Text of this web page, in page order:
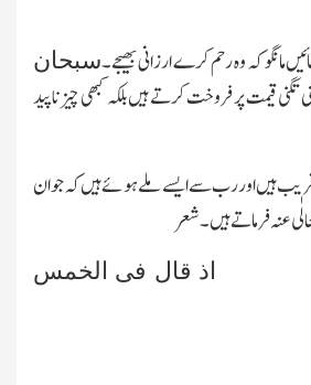
مانگو کہ وہ رحم کرے ارزانی بھیجے۔سبحان
تگنی قیمت پر فروخت کرتے ہیں بلکہ کبھی چیز ناپید
قریب ہیں اور رب سے ایسے ملے ہوئے ہیں کہ جو ان
عنہ فرماتے ہیں۔شعر
فی الخمس